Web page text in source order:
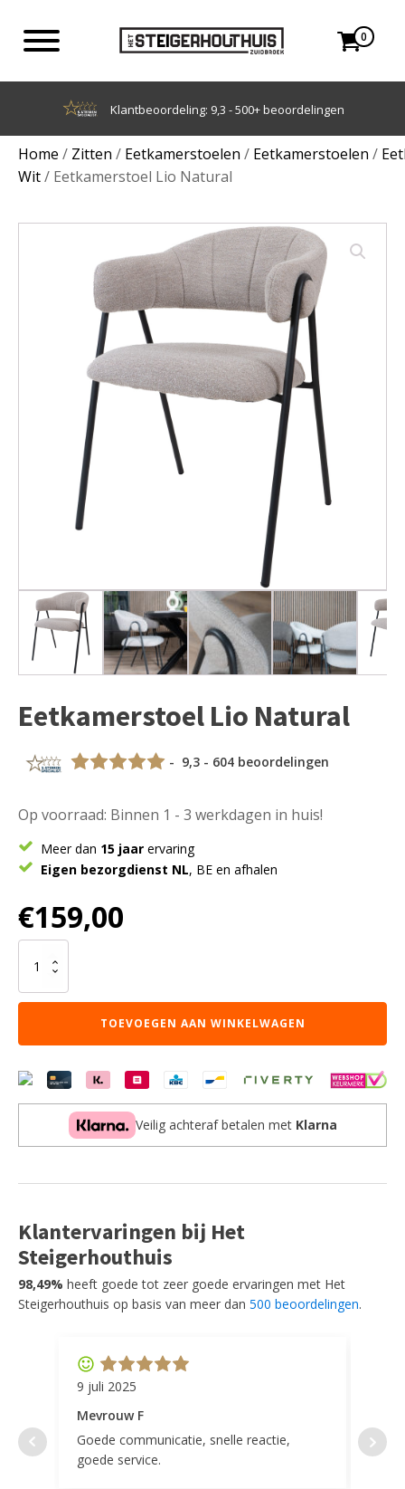
0
Achteraf betalen met Klarna
Home / Zitten / Eetkamerstoelen / Eetkamerstoelen /
Wit/ Eetkamerstoel Lio Natural
Eetkamerstoel Lio Natural
- 9,3 - 604 beoordelingen
Op voorraad: Binnen 1 - 3 werkdagen in huis!
Meer dan 15 jaar ervaring
Eigen bezorgdienst NL, BE en afhalen
€159,00
Natural
aantal
TOEVOEGEN AAN WINKELWAGEN
Veilig achteraf betalen met Klarna
Klantervaringen bij Het
Steigerhouthuis
98,49% heeft goede tot zeer goede ervaringen met Het
Steigerhouthuis op basis van meer dan 500 beoordelingen.
9 juli 2025
Mevrouw F
Goede communicatie, snelle reactie,
goede service.
door